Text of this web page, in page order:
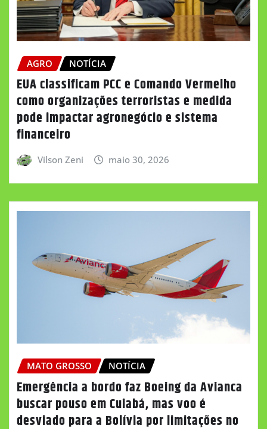
AGRO NOTÍCIA
EUA classificam PCC e Comando Vermelho
como organizações terroristas e medida
pode impactar agronegócio e sistema
financeiro
Vilson Zeni maio 30, 2026
MATO GROSSO NOTÍCIA
Emergência a bordo faz Boeing da Avianca
buscar pouso em Cuiabá, mas voo é
desviado para a Bolívia por limitações no